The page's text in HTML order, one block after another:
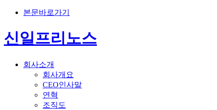
본문바로가기
신일프리노스
회사소개
회사개요
CEO인사말
연혁
조직도